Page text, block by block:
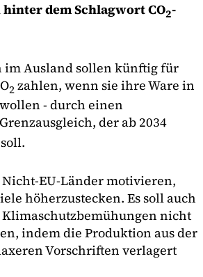
dem Schlagwort CO2-
im Ausland sollen künftig für
2zahlen, wenn sie ihre Ware in
- durch einen
der ab 2034
Nicht-EU-Länder motivieren,
höherzustecken. Es soll auch
Klimaschutzbemühungen nicht
indem die Produktion aus der
Vorschriften verlagert